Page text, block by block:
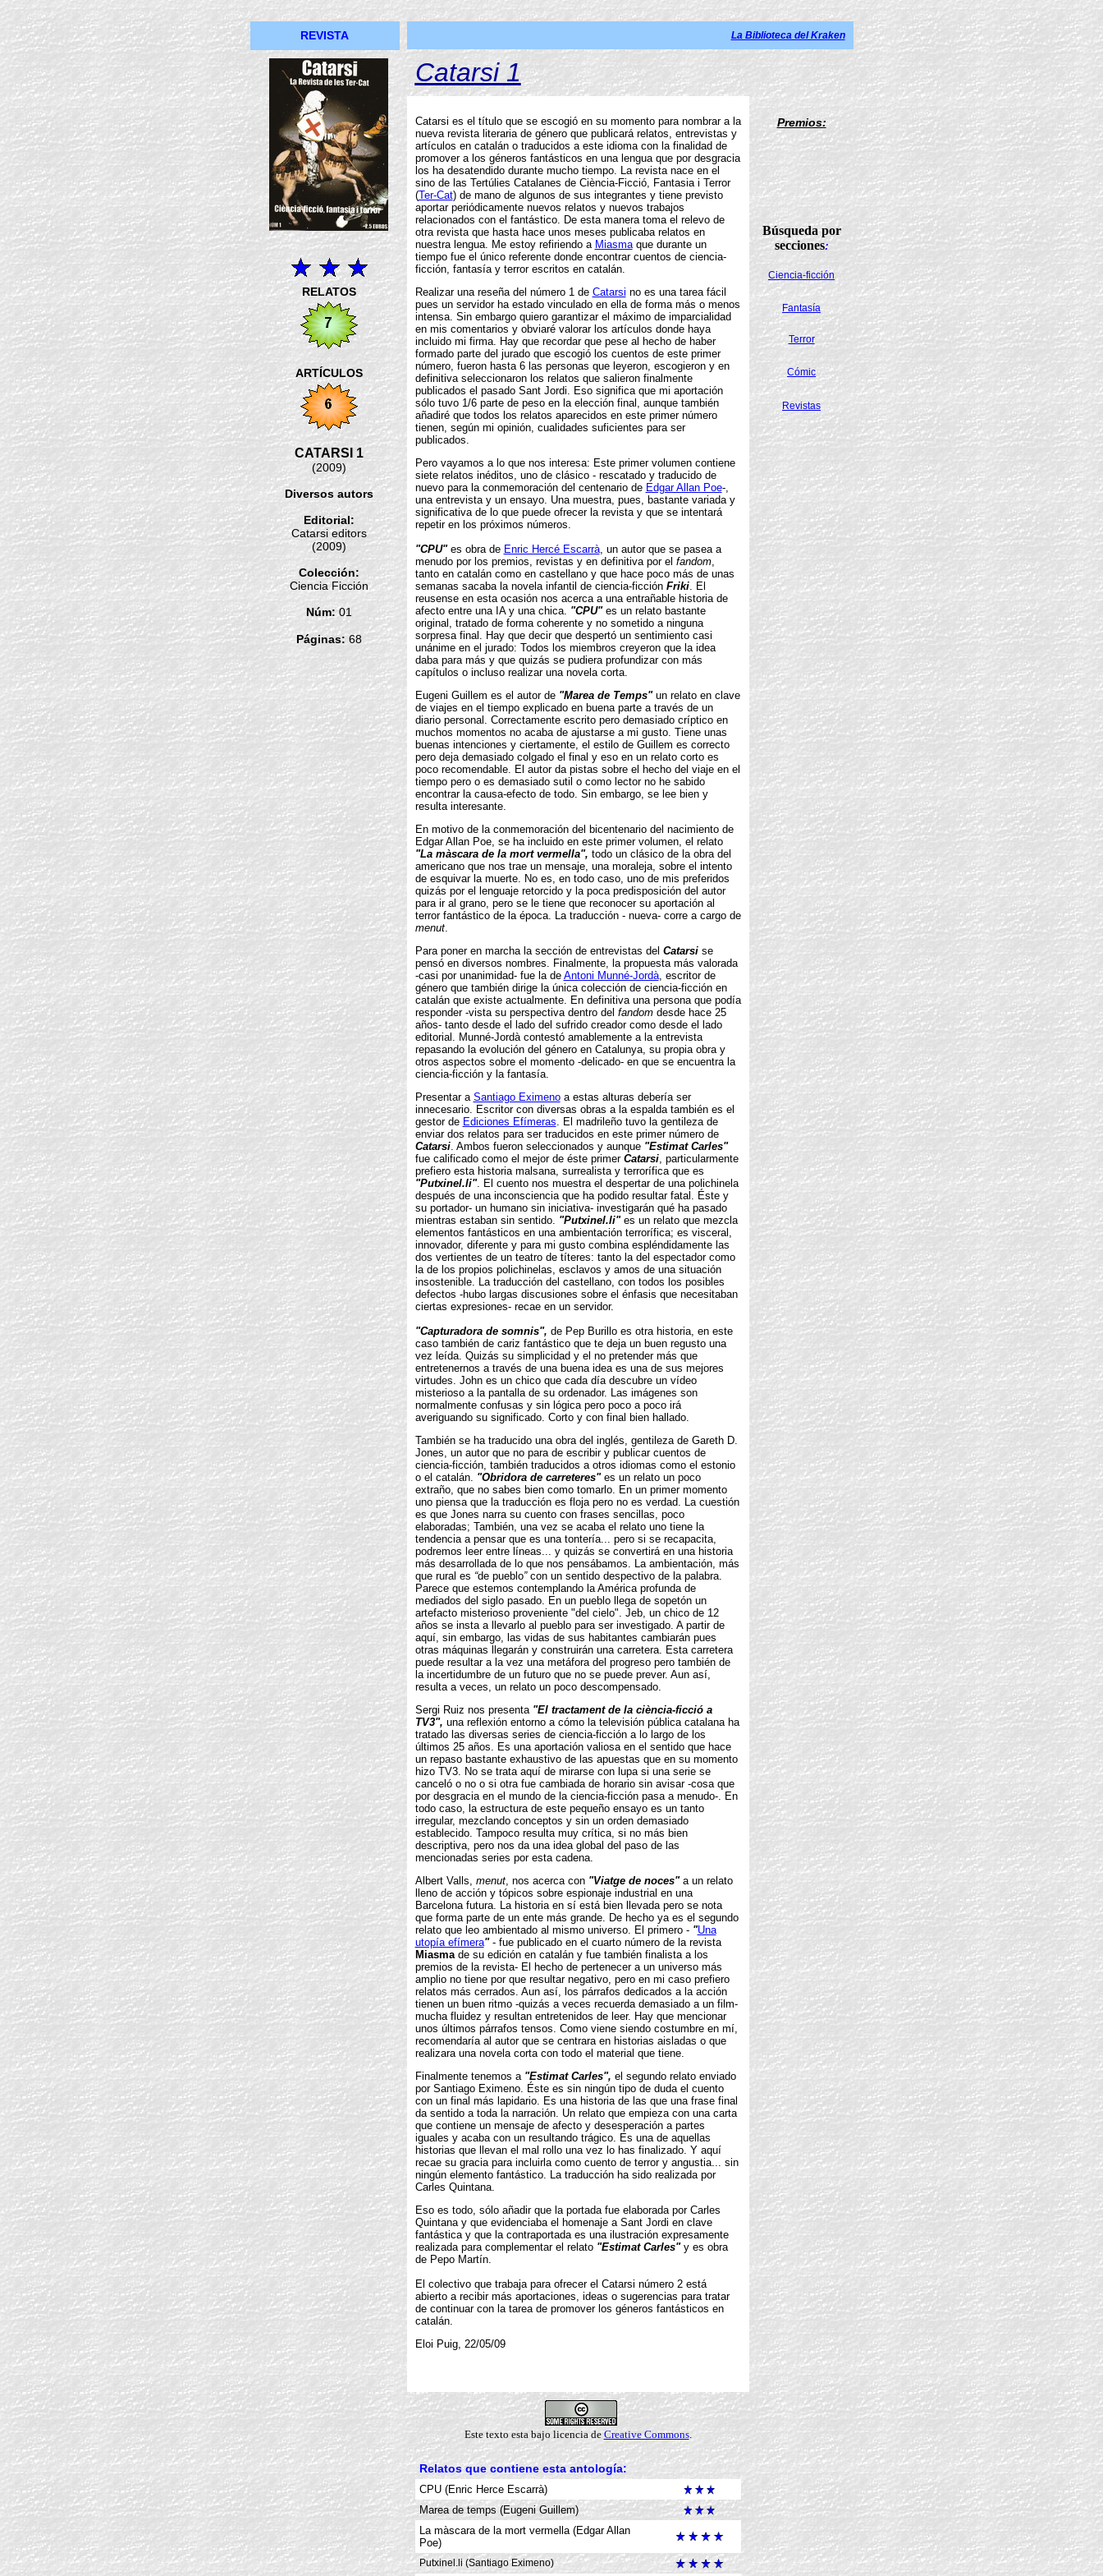
REVISTA
RELATOS
ARTÍCULOS
CATARSI 1
(2009)
Diversos autors
Editorial:
Catarsi editors
(2009)
Colección:
Ciencia Ficción
Núm:01
Páginas:68
La Biblioteca del Kraken
Catarsi 1
Catarsi es el título que se escogió en su momento para nombrar a la
nueva revista literaria de género que publicará relatos, entrevistas y
artículos en catalán o traducidos a este idioma con la finalidad de
promover a los géneros fantásticos en una lengua que por desgracia
los ha desatendido durante mucho tiempo. La revista nace en el
sino de las Tertúlies Catalanes de Ciència-Ficció, Fantasia i Terror
(Ter-Cat) de mano de algunos de sus integrantes y tiene previsto
aportar periódicamente nuevos relatos y nuevos trabajos
relacionados con el fantástico. De esta manera toma el relevo de
otra revista que hasta hace unos meses publicaba relatos en
nuestra lengua. Me estoy refiriendo a Miasmaque durante un
tiempo fue el único referente donde encontrar cuentos de ciencia-
ficción, fantasía y terror escritos en catalán.
Realizar una reseña del número 1 de Catarsi no es una tarea fácil
pues un servidor ha estado vinculado en ella de forma más o menos
intensa. Sin embargo quiero garantizar el máximo de imparcialidad
en mis comentarios y obviaré valorar los artículos donde haya
incluido mi firma. Hay que recordar que pese al hecho de haber
formado parte del jurado que escogió los cuentos de este primer
número, fueron hasta 6 las personas que leyeron, escogieron y en
definitiva seleccionaron los relatos que salieron finalmente
publicados el pasado Sant Jordi. Eso significa que mi aportación
sólo tuvo 1/6 parte de peso en la elección final, aunque también
añadiré que todos los relatos aparecidos en este primer número
tienen, según mi opinión, cualidades suficientes para ser
publicados.
Pero vayamos a lo que nos interesa: Este primer volumen contiene
siete relatos inéditos, uno de clásico - rescatado y traducido de
nuevo para la conmemoración del centenario de Edgar Allan Poe-,
una entrevista y un ensayo. Una muestra, pues, bastante variada y
significativa de lo que puede ofrecer la revista y que se intentará
repetir en los próximos números.
"CPU"es obra de Enric Hercé Escarrà, un autor que se pasea a
menudo por los premios, revistas y en definitiva por el fandom,
tanto en catalán como en castellano y que hace poco más de unas
semanas sacaba la novela infantil de ciencia-ficción Friki. El
reusense en esta ocasión nos acerca a una entrañable historia de
afecto entre una IA y una chica. "CPU"es un relato bastante
original, tratado de forma coherente y no sometido a ninguna
sorpresa final. Hay que decir que despertó un sentimiento casi
unánime en el jurado: Todos los miembros creyeron que la idea
daba para más y que quizás se pudiera profundizar con más
capítulos o incluso realizar una novela corta.
Eugeni Guillem es el autor de "Marea de Temps"un relato en clave
de viajes en el tiempo explicado en buena parte a través de un
diario personal. Correctamente escrito pero demasiado críptico en
muchos momentos no acaba de ajustarse a mi gusto. Tiene unas
buenas intenciones y ciertamente, el estilo de Guillem es correcto
pero deja demasiado colgado el final y eso en un relato corto es
poco recomendable. El autor da pistas sobre el hecho del viaje en el
tiempo pero o es demasiado sutil o como lector no he sabido
encontrar la causa-efecto de todo. Sin embargo, se lee bien y
resulta interesante.
En motivo de la conmemoración del bicentenario del nacimiento de
Edgar Allan Poe, se ha incluido en este primer volumen, el relato
"La màscara de la mort vermella", todo un clásico de la obra del
americano que nos trae un mensaje, una moraleja, sobre el intento
de esquivar la muerte. No es, en todo caso, uno de mis preferidos
quizás por el lenguaje retorcido y la poca predisposición del autor
para ir al grano, pero se le tiene que reconocer su aportación al
terror fantástico de la época. La traducción - nueva- corre a cargo de
menut.
Para poner en marcha la sección de entrevistas del Catarsise
pensó en diversos nombres. Finalmente, la propuesta más valorada
-casi por unanimidad- fue la de Antoni Munné-Jordà, escritor de
género que también dirige la única colección de ciencia-ficción en
catalán que existe actualmente. En definitiva una persona que podía
responder -vista su perspectiva dentro del fandomdesde hace 25
años- tanto desde el lado del sufrido creador como desde el lado
editorial. Munné-Jordà contestó amablemente a la entrevista
repasando la evolución del género en Catalunya, su propia obra y
otros aspectos sobre el momento -delicado- en que se encuentra la
ciencia-ficción y la fantasía.
Presentar a Santiago Eximenoa estas alturas debería ser
innecesario. Escritor con diversas obras a la espalda también es el
gestor de Ediciones Efímeras. El madrileño tuvo la gentileza de
enviar dos relatos para ser traducidos en este primer número de
Catarsi. Ambos fueron seleccionados y aunque "Estimat Carles"
fue calificado como el mejor de éste primer Catarsi, particularmente
prefiero esta historia malsana, surrealista y terrorífica que es
"Putxinel.li". El cuento nos muestra el despertar de una polichinela
después de una inconsciencia que ha podido resultar fatal. Éste y
su portador- un humano sin iniciativa- investigarán qué ha pasado
mientras estaban sin sentido. "Putxinel.li"es un relato que mezcla
elementos fantásticos en una ambientación terrorífica; es visceral,
innovador, diferente y para mi gusto combina espléndidamente las
dos vertientes de un teatro de títeres: tanto la del espectador como
la de los propios polichinelas, esclavos y amos de una situación
insostenible. La traducción del castellano, con todos los posibles
defectos -hubo largas discusiones sobre el énfasis que necesitaban
ciertas expresiones- recae en un servidor.
"Capturadora de somnis", de Pep Burillo es otra historia, en este
caso también de cariz fantástico que te deja un buen regusto una
vez leída. Quizás su simplicidad y el no pretender más que
entretenernos a través de una buena idea es una de sus mejores
virtudes. John es un chico que cada día descubre un vídeo
misterioso a la pantalla de su ordenador. Las imágenes son
normalmente confusas y sin lógica pero poco a poco irá
averiguando su significado. Corto y con final bien hallado.
También se ha traducido una obra del inglés, gentileza de Gareth D.
Jones, un autor que no para de escribir y publicar cuentos de
ciencia-ficción, también traducidos a otros idiomas como el estonio
o el catalán. "Obridora de carreteres"es un relato un poco
extraño, que no sabes bien como tomarlo. En un primer momento
uno piensa que la traducción es floja pero no es verdad. La cuestión
es que Jones narra su cuento con frases sencillas, poco
elaboradas; También, una vez se acaba el relato uno tiene la
tendencia a pensar que es una tontería... pero si se recapacita,
podremos leer entre líneas... y quizás se convertirá en una historia
más desarrollada de lo que nos pensábamos. La ambientación, más
que rural es “de pueblo”con un sentido despectivo de la palabra.
Parece que estemos contemplando la América profunda de
mediados del siglo pasado. En un pueblo llega de sopetón un
artefacto misterioso proveniente "del cielo". Jeb, un chico de 12
años se insta a llevarlo al pueblo para ser investigado. A partir de
aquí, sin embargo, las vidas de sus habitantes cambiarán pues
otras máquinas llegarán y construirán una carretera. Esta carretera
puede resultar a la vez una metáfora del progreso pero también de
la incertidumbre de un futuro que no se puede prever. Aun así,
resulta a veces, un relato un poco descompensado.
Sergi Ruiz nos presenta "El tractament de la ciència-ficció a
TV3", una reflexión entorno a cómo la televisión pública catalana ha
tratado las diversas series de ciencia-ficción a lo largo de los
últimos 25 años. Es una aportación valiosa en el sentido que hace
un repaso bastante exhaustivo de las apuestas que en su momento
hizo TV3. No se trata aquí de mirarse con lupa si una serie se
canceló o no o si otra fue cambiada de horario sin avisar -cosa que
por desgracia en el mundo de la ciencia-ficción pasa a menudo-. En
todo caso, la estructura de este pequeño ensayo es un tanto
irregular, mezclando conceptos y sin un orden demasiado
establecido. Tampoco resulta muy crítica, si no más bien
descriptiva, pero nos da una idea global del paso de las
mencionadas series por esta cadena.
Albert Valls, menut, nos acerca con "Viatge de noces"a un relato
lleno de acción y tópicos sobre espionaje industrial en una
Barcelona futura. La historia en sí está bien llevada pero se nota
que forma parte de un ente más grande. De hecho ya es el segundo
relato que leo ambientado al mismo universo. El primero - "Una
utopía efímera"- fue publicado en el cuarto número de la revista
Miasmade su edición en catalán y fue también finalista a los
premios de la revista- El hecho de pertenecer a un universo más
amplio no tiene por que resultar negativo, pero en mi caso prefiero
relatos más cerrados. Aun así, los párrafos dedicados a la acción
tienen un buen ritmo -quizás a veces recuerda demasiado a un film-
mucha fluidez y resultan entretenidos de leer. Hay que mencionar
unos últimos párrafos tensos. Como viene siendo costumbre en mí,
recomendaría al autor que se centrara en historias aisladas o que
realizara una novela corta con todo el material que tiene.
Finalmente tenemos a "Estimat Carles", el segundo relato enviado
por Santiago Eximeno. Éste es sin ningún tipo de duda el cuento
con un final más lapidario. Es una historia de las que una frase final
da sentido a toda la narración. Un relato que empieza con una carta
que contiene un mensaje de afecto y desesperación a partes
iguales y acaba con un resultando trágico. Es una de aquellas
historias que llevan el mal rollo una vez lo has finalizado. Y aquí
recae su gracia para incluirla como cuento de terror y angustia... sin
ningún elemento fantástico. La traducción ha sido realizada por
Carles Quintana.
Eso es todo, sólo añadir que la portada fue elaborada por Carles
Quintana y que evidenciaba el homenaje a Sant Jordi en clave
fantástica y que la contraportada es una ilustración expresamente
realizada para complementar el relato "Estimat Carles"y es obra
de Pepo Martín.
El colectivo que trabaja para ofrecer el Catarsi número 2 está
abierto a recibir más aportaciones, ideas o sugerencias para tratar
de continuar con la tarea de promover los géneros fantásticos en
catalán.
Eloi Puig, 22/05/09
Premios:
Búsqueda por
secciones:
Ciencia-ficción
Fantasía
Terror
Cómic
Revistas
Este texto esta bajo licencia de Creative Commons.
Relatos que contiene esta antología:
CPU (Enric Herce Escarrà)
Marea de temps (Eugeni Guillem)
La màscara de la mort vermella (Edgar Allan
Poe)
Putxinel.li (Santiago Eximeno)